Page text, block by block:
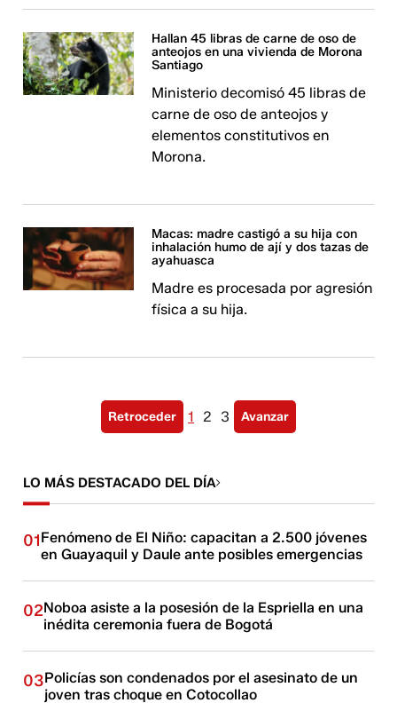
Hallan 45 libras de carne de oso de
anteojos en una vivienda de Morona
Santiago
Ministerio decomisó 45 libras de
carne de oso de anteojos y
elementos constitutivos en
Morona.
Macas: madre castigó a su hija con
inhalación humo de ají y dos tazas de
ayahuasca
Madre es procesada por agresión
física a su hija.
Retroceder 1 2 3 Avanzar
LO MÁS DESTACADO DEL DÍA
01Fenómeno de El Niño: capacitan a 2.500 jóvenes
en Guayaquil y Daule ante posibles emergencias
02Noboa asiste a la posesión de la Espriella en una
inédita ceremonia fuera de Bogotá
03Policías son condenados por el asesinato de un
joven tras choque en Cotocollao